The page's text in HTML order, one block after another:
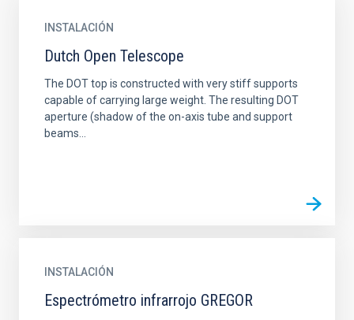
INSTALACIÓN
Dutch Open Telescope
The DOT top is constructed with very stiff supports
capable of carrying large weight. The resulting DOT
aperture (shadow of the on-axis tube and support
beams...
INSTALACIÓN
Espectrómetro infrarrojo GREGOR